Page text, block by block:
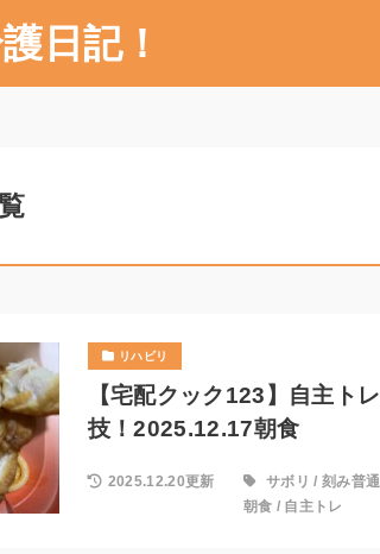
日記！
リハビリ
【宅配クック123】自主ト
技！2025.12.17朝食
2025.12.20更新 サボリ /刻み普
朝食 / 自主トレ